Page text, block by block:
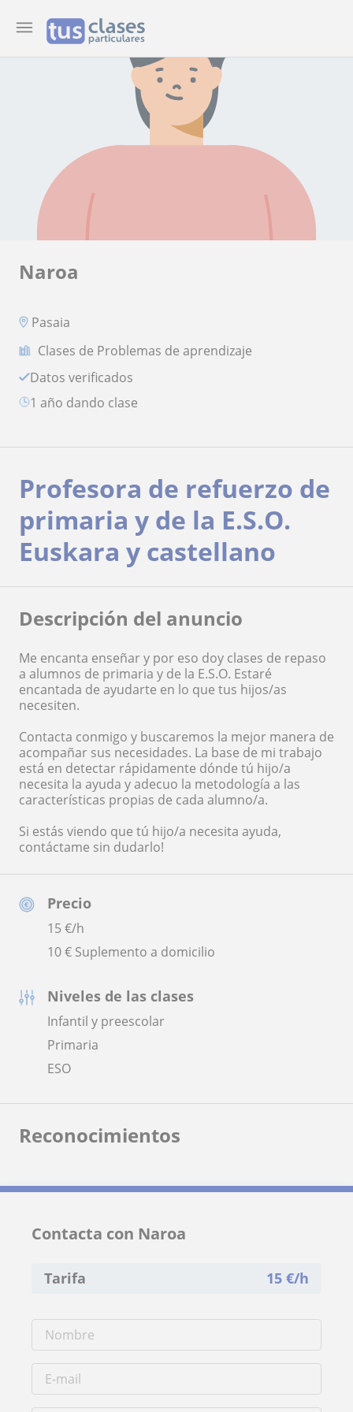
Naroa
Pasaia
Clases de Problemas de aprendizaje
Datos verificados
1 año dando clase
Precio
15€/h
10 € Suplemento a domicilio
Niveles de las clases
Infantil y preescolar
Primaria
ESO
Profesora de refuerzo de
primaria y de la E.S.O.
Euskara y castellano
Descripción del anuncio
Me encanta enseñar y por eso doy clases de repaso
a alumnos de primaria y de la E.S.O. Estaré
encantada de ayudarte en lo que tus hijos/as
necesiten.
Contacta conmigo y buscaremos la mejor manera de
acompañar sus necesidades. La base de mi trabajo
está en detectar rápidamente dónde tú hijo/a
necesita la ayuda y adecuo la metodología a las
características propias de cada alumno/a.
Si estás viendo que tú hijo/a necesita ayuda,
contáctame sin dudarlo!
Reconocimientos
Contacta con Naroa
Tarifa 15 €/h